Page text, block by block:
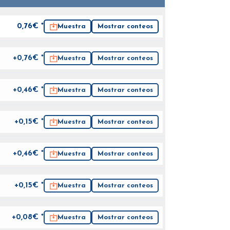
0,76€ * Muestra Mostrar conteos
+0,76€ * Muestra Mostrar conteos
+0,46€ * Muestra Mostrar conteos
+0,15€ * Muestra Mostrar conteos
+0,46€ * Muestra Mostrar conteos
+0,15€ * Muestra Mostrar conteos
+0,08€ * Muestra Mostrar conteos